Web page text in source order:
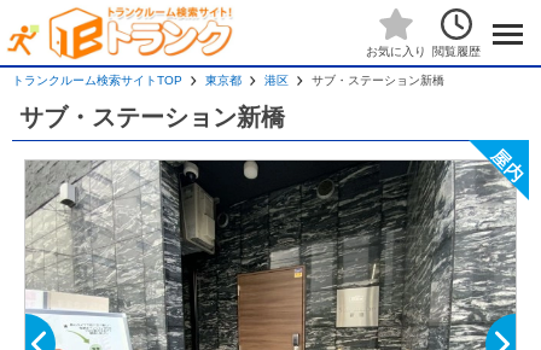
お気に入り 閲覧履歴
トランクルーム検索サイトTOP 東京都 港区 サブ・ステーション新橋
サブ・ステーション新橋